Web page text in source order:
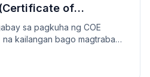
of
sa pagkuha ng COE
kailangan bago magtrabaho